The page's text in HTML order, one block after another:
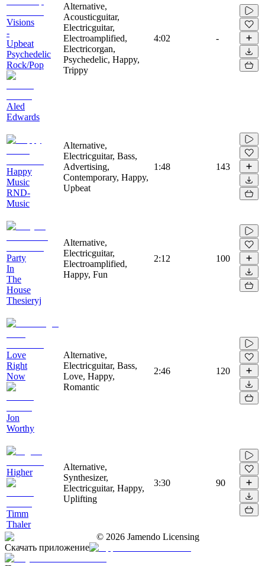
Visions
-
Upbeat
Psychedelic
Rock/Pop
Aled
Edwards
Alternative,
Acousticguitar,
Electricguitar,
Electroamplified,
Electricorgan,
Psychedelic, Happy,
Trippy
4:02 -
Happy
Music
RND-
Music
Alternative,
Electricguitar, Bass,
Advertising,
Contemporary, Happy,
Upbeat
1:48 143
Party
In
The
House
Thesieryj
Alternative,
Electricguitar,
Electroamplified,
Happy, Fun
2:12 100
Love
Right
Now
Jon
Worthy
Alternative,
Electricguitar, Bass,
Love, Happy,
Romantic
2:46 120
Higher
Timm
Thaler
Alternative,
Synthesizer,
Electricguitar, Happy,
Uplifting
3:30 90
© 2026 Jamendo Licensing
Скачать приложение